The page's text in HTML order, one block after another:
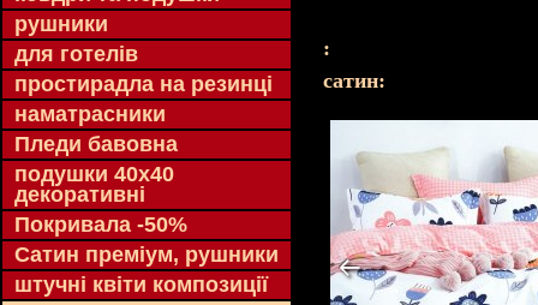
рушники
для готелів
простирадла на резинці
наматрасники
Пледи бавовна
подушки 40х40
декоративні
Покривала -50%
Сатин преміум, рушники
штучні квіти композиції
:
cатин: